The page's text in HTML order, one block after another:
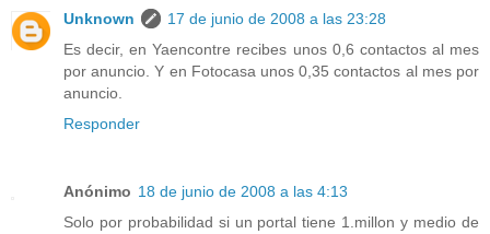
Unknown
17 de junio de 2008 a las 23:28
Es decir, en Yaencontre recibes unos 0,6 contactos al mes
por anuncio. Y en Fotocasa unos 0,35 contactos al mes por
anuncio.
Responder
Anónimo 18 de junio de 2008 a las 4:13
Solo por probabilidad si un portal tiene 1.millon y medio de